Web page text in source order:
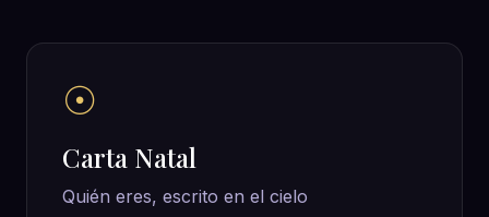
☉
Carta Natal
Quién eres, escrito en el cielo